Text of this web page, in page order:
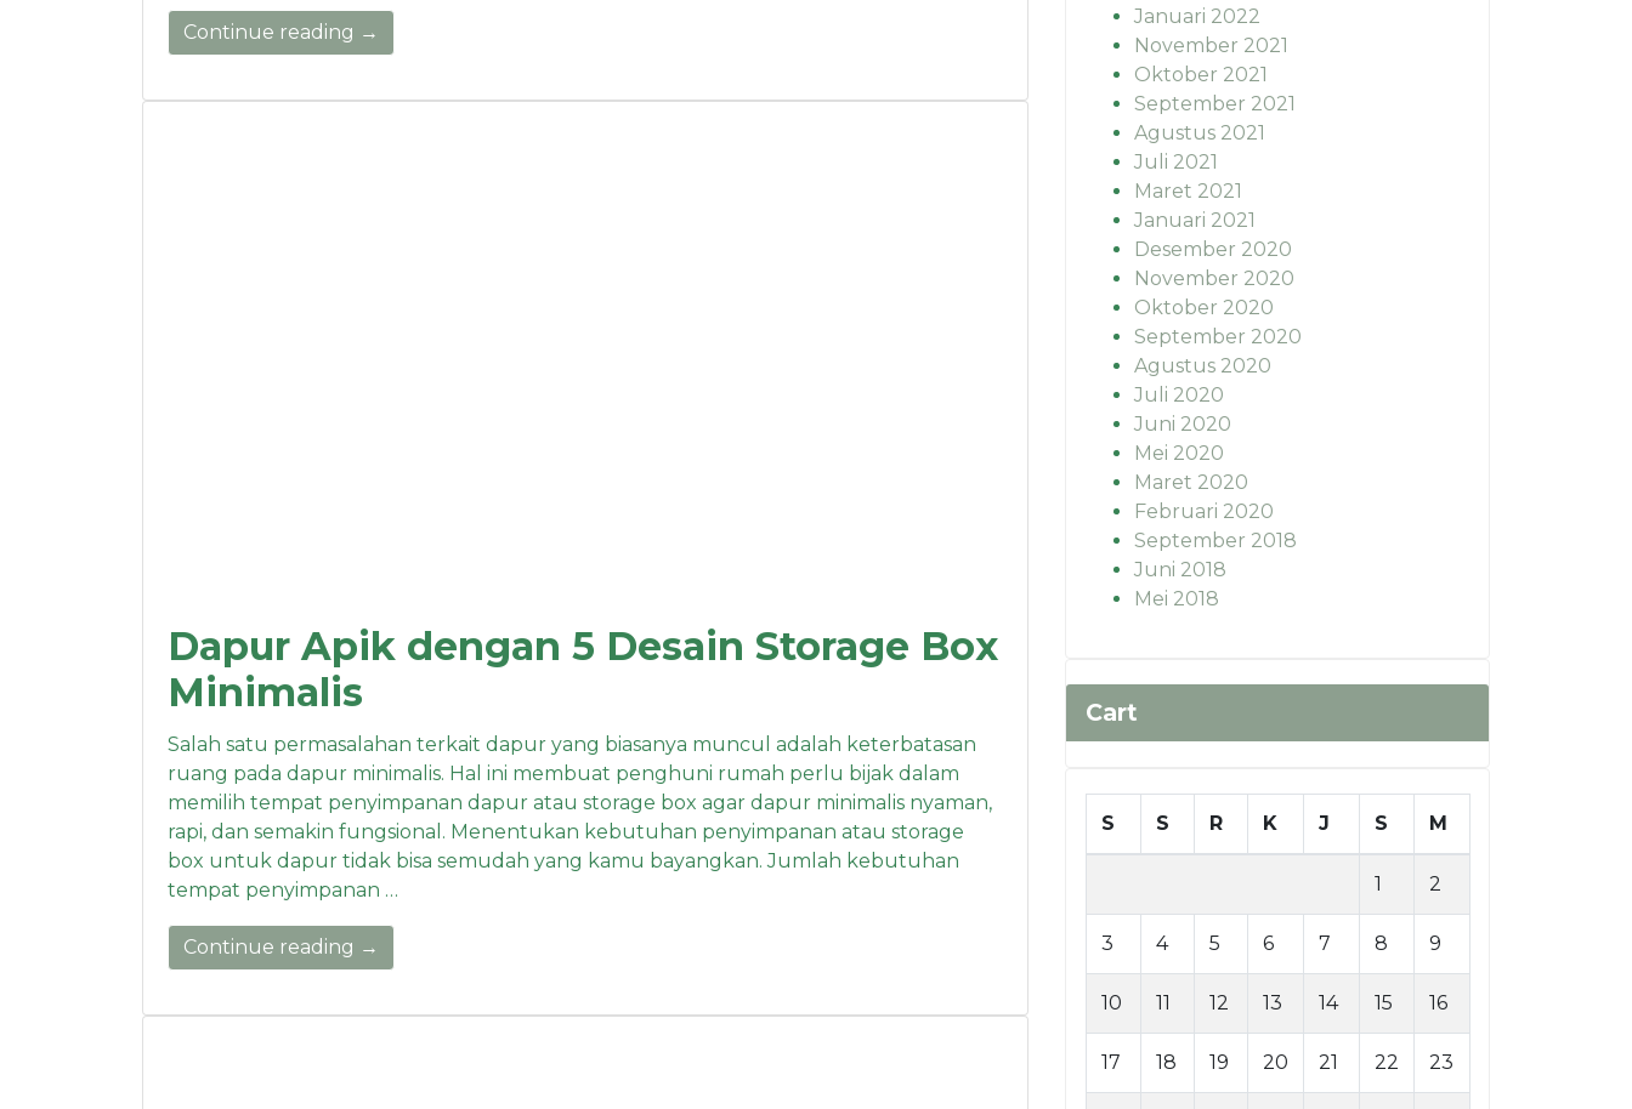
Continue reading →
Dapur Apik dengan 5 Desain Storage Box
Minimalis
Salah satu permasalahan terkait dapur yang biasanya muncul adalah keterbatasan
ruang pada dapur minimalis. Hal ini membuat penghuni rumah perlu bijak dalam
memilih tempat penyimpanan dapur atau storage box agar dapur minimalis nyaman,
rapi, dan semakin fungsional. Menentukan kebutuhan penyimpanan atau storage
box untuk dapur tidak bisa semudah yang kamu bayangkan. Jumlah kebutuhan
tempat penyimpanan …
Continue reading →
Januari 2022
November 2021
Oktober 2021
September 2021
Agustus 2021
Juli 2021
Maret 2021
Januari 2021
Desember 2020
November 2020
Oktober 2020
September 2020
Agustus 2020
Juli 2020
Juni 2020
Mei 2020
Maret 2020
Februari 2020
September 2018
Juni 2018
Mei 2018
Cart
S S R K J S M
1 2
3 4 5 6 7 8 9
10 11 12 13 14 15 16
17 18 19 20 21 22 23